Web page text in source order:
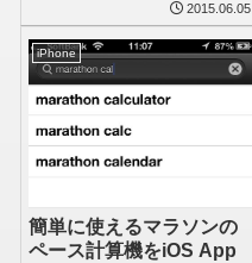
2015.06.05
iPhone
簡単に使えるマラソンの
ペース計算機をiOS App